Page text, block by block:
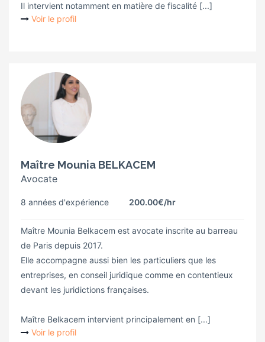
Il intervient notamment en matière de fiscalité [...]
Voir le profil
Maître Mounia BELKACEM
Avocate
8 années d'expérience 200.00€/hr
Maître Mounia Belkacem est avocate inscrite au barreau
de Paris depuis 2017.
Elle accompagne aussi bien les particuliers que les
entreprises, en conseil juridique comme en contentieux
devant les juridictions françaises.
Maître Belkacem intervient principalement en [...]
Voir le profil